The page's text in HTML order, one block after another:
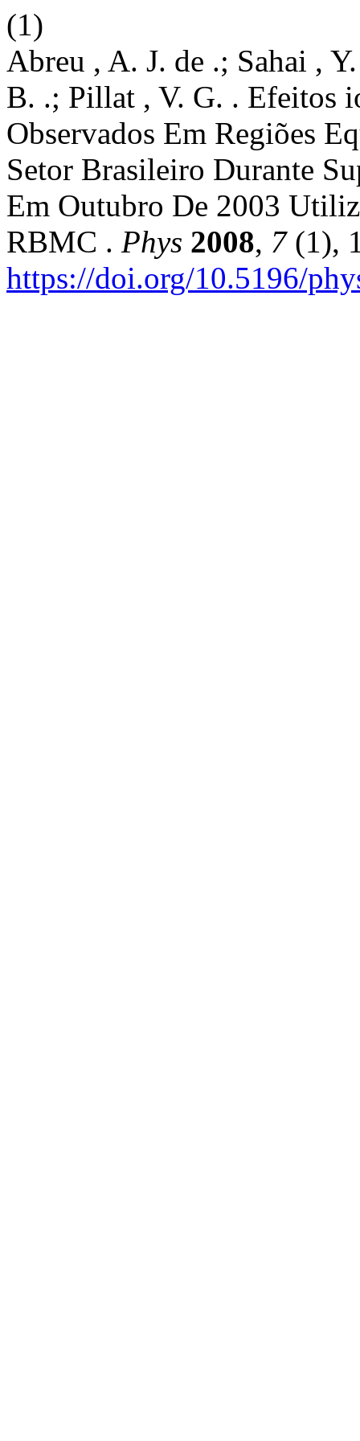
(1)
Abreu , A. J. de .; Sahai ,
B. .; Pillat , V. G. . Efeitos
Observados Em Regiões
Setor Brasileiro Durante
Em Outubro De 2003
RBMC . Phys 2008, 7(1),
https://doi.org/10.5196/